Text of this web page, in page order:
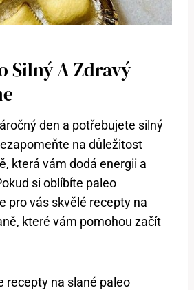
Silný A Zdravý
den a potřebujete silný
na důležitost
která vám dodá energii a
si oblíbíte paleo
pro vás skvělé recepty na
které vám pomohou začít
recepty na slané paleo